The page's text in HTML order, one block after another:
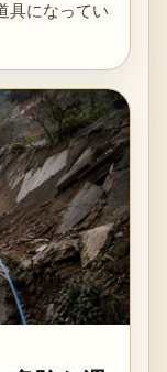
具になってい